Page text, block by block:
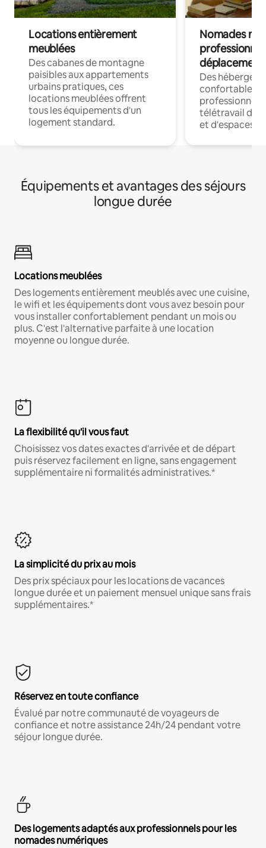
Locations entièrement
meublées
Des cabanes de montagne
paisibles aux appartements
urbains pratiques, ces
locations meublées offrent
tous les équipements d'un
logement standard.
Nomades
déplacement
Des
confortables
professionnels
télétravail
et d'espaces
Équipements et avantages des séjours
longue durée
Locations meublées
Des logements entièrement meublés avec une cuisine,
le wifi et les équipements dont vous avez besoin pour
vous installer confortablement pendant un mois ou
plus. C'est l'alternative parfaite à une location
moyenne ou longue durée.
La flexibilité qu'il vous faut
Choisissez vos dates exactes d'arrivée et de départ
puis réservez facilement en ligne, sans engagement
supplémentaire ni formalités administratives.*
La simplicité du prix au mois
Des prix spéciaux pour les locations de vacances
longue durée et un paiement mensuel unique sans frais
supplémentaires.*
Réservez en toute confiance
Évalué par notre communauté de voyageurs de
confiance et notre assistance 24h/24 pendant votre
séjour longue durée.
Des logements adaptés aux professionnels pour les
nomades numériques